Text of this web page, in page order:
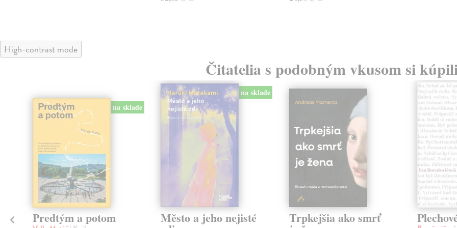
High-contrast mode
Čitatelia s podobným vkusom si
na sklade
Predtým a potom
na sklade
Město a jeho nejisté Trpkejšia ako smrť